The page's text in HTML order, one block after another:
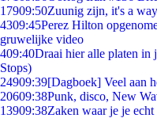
17909:50Zuunig zijn, it's a
4309:45Perez Hilton
gruwelijke video
409:40Draai hier alle platen in
Stops)
24909:39[Dagboek] Veel aan
20609:38Punk, disco, New
13909:38Zaken waar je je